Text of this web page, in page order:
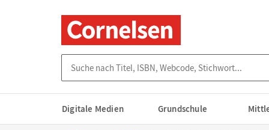
Digitale Medien Grundschule